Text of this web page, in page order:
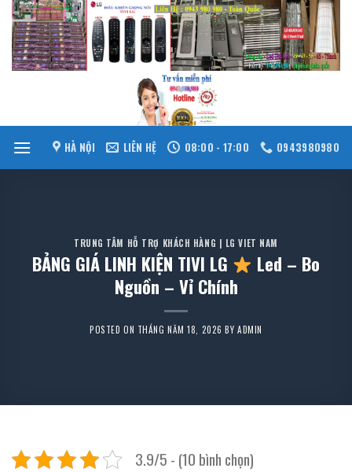
Skip
content
HÀ NỘI LIÊN HỆ 08:00 - 17:00 0943980980
TRUNG TÂM HỖ TRỢ KHÁCH HÀNG | LG VIET NAM
BẢNG GIÁ LINH KIỆN TIVI LG
Led – Bo
Nguồn – Vỉ Chính
POSTED ON THÁNG NĂM 18, 2026 BYADMIN
3.9/5 - (10 bình chọn)